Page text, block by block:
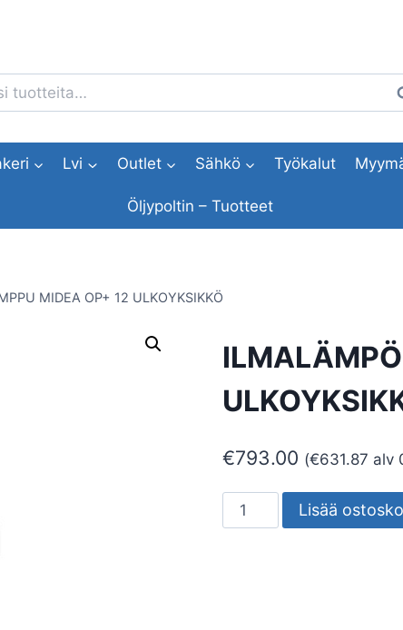
Lvi Outlet Sähkö Työkalut
Öljypoltin – Tuotteet
MIDEA OP+ 12 ULKOYKSIKKÖ
€793.00 (€631.87 alv
ILMALÄMPÖPUMPPU
MIDEA
Lisää